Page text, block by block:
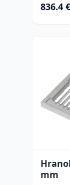
836.4 €
mm